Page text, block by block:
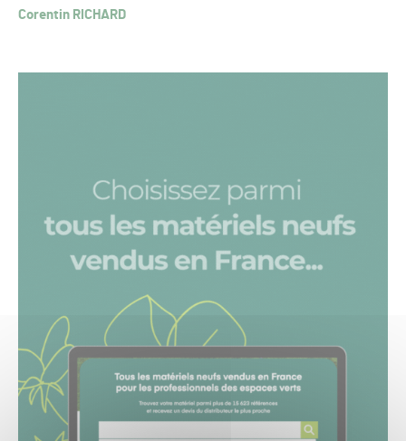
Corentin RICHARD